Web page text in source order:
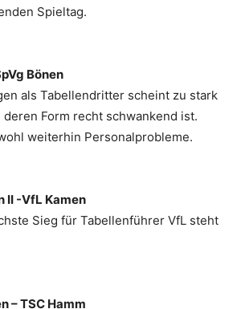
Spieltag.
Bönen
als Tabellendritter scheint zu stark
Form recht schwankend ist.
weiterhin Personalprobleme.
II -VfL Kamen
Sieg für Tabellenführer VfL steht
– TSC Hamm